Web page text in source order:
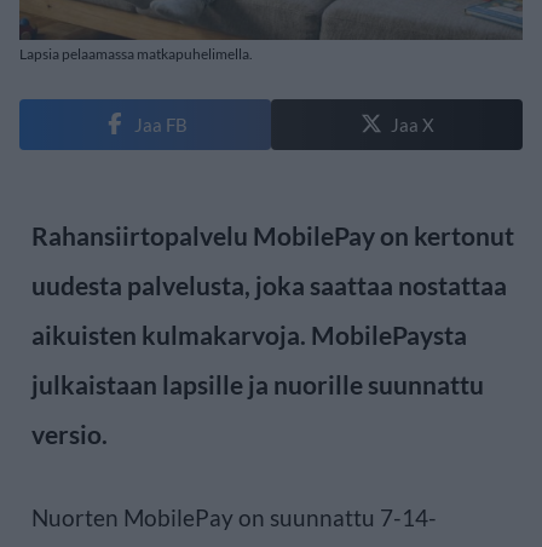
Lapsia pelaamassa matkapuhelimella.
Jaa FB Jaa X
Rahansiirtopalvelu MobilePay on kertonut
uudesta palvelusta, joka saattaa nostattaa
aikuisten kulmakarvoja. MobilePaysta
julkaistaan lapsille ja nuorille suunnattu
versio.
Nuorten MobilePay on suunnattu 7-14-